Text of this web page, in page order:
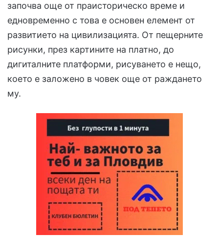
започва още от праисторическо време и
едновременно с това е основен елемент от
развитието на цивилизацията. От пещерните
рисунки, през картините на платно, до
дигиталните платформи, рисуването е нещо,
което е заложено в човек още от раждането
му.